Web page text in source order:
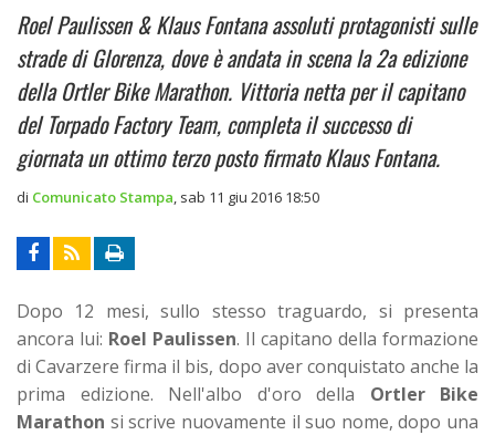
Roel Paulissen & Klaus Fontana assoluti protagonisti sulle
strade di Glorenza, dove è andata in scena la 2a edizione
della Ortler Bike Marathon. Vittoria netta per il capitano
del Torpado Factory Team, completa il successo di
giornata un ottimo terzo posto firmato Klaus Fontana.
di Comunicato Stampa sab 11 giu 2016 18:50
Dopo 12 mesi, sullo stesso traguardo, si presenta
ancora lui: Roel Paulissen. Il capitano della formazione
di Cavarzere firma il bis, dopo aver conquistato anche la
prima edizione. Nell'albo d'oro della Ortler Bike
Marathon si scrive nuovamente il suo nome, dopo una